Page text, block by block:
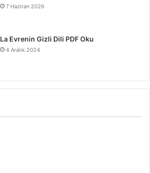
7 Haziran 2026
La Evrenin Gizli Dili PDF Oku
4 Aralık 2024